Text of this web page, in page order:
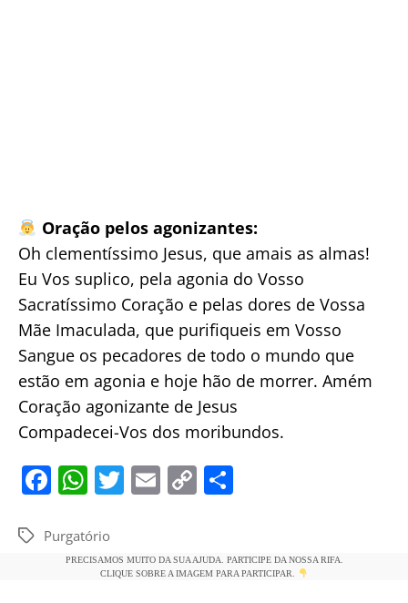
Oração pelos agonizantes:
Oh clementíssimo Jesus, que amais as almas!
Eu Vos suplico, pela agonia do Vosso
Sacratíssimo Coração e pelas dores de Vossa
Mãe Imaculada, que purifiqueis em Vosso
Sangue os pecadores de todo o mundo que
estão em agonia e hoje hão de morrer. Amém
Coração agonizante de Jesus
Compadecei-Vos dos moribundos.
F
a
c
e
W
h
at
s
T
w
er
E
m
l
C
o
y e
TagsPurgatório
PRECISAMOS MUITO DA SUA AJUDA. PARTICIPE DA NOSSA RIFA.
CLIQUE SOBRE A IMAGEM PARA PARTICIPAR.